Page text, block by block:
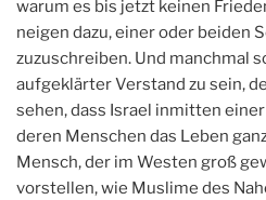
warum es bis jetzt keinen
neigen dazu, einer oder beiden
zuzuschreiben. Und manchmal
aufgeklärter Verstand zu sein,
sehen, dass Israel inmitten
deren Menschen das Leben
Mensch, der im Westen groß
vorstellen, wie Muslime des